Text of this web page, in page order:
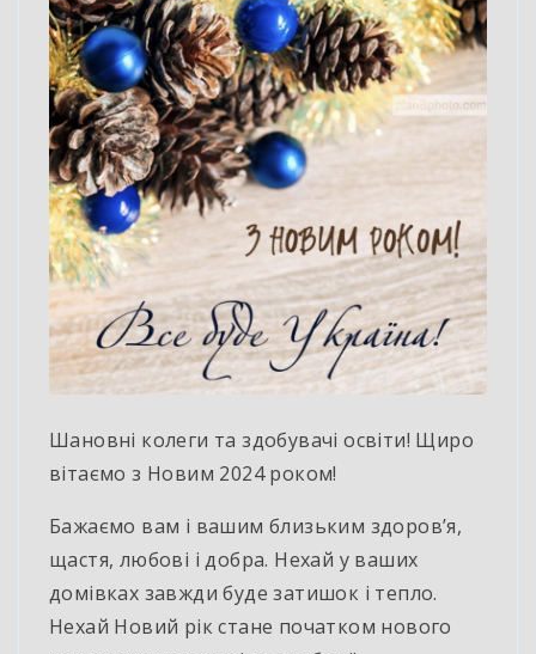
Шановні колеги та здобувачі освіти! Щиро
вітаємо з Новим 2024 роком!
Бажаємо вам і вашим близьким здоров’я,
щастя, любові і добра. Нехай у ваших
домівках завжди буде затишок і тепло.
Нехай Новий рік стане початком нового